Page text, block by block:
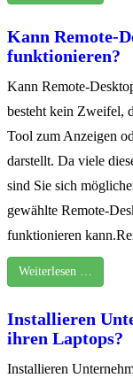
Kann Remote-
funktionieren?
Kann Remote-
besteht kein Zweifel,
Tool zum Anzeigen
darstellt. Da viele
sind Sie sich
gewählte Remote-
funktionieren
Weiterlesen …
Installieren
ihren Laptops?
Installieren